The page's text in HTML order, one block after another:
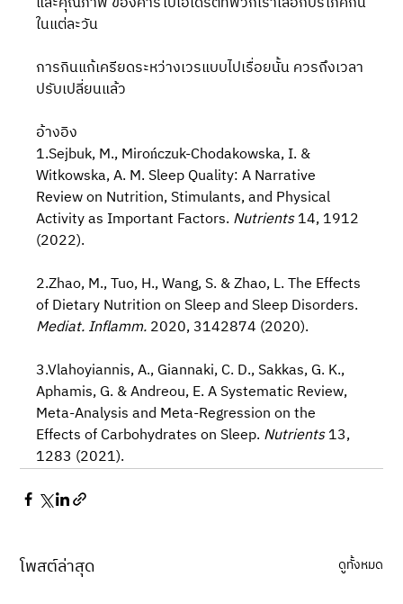
ในแต่ละวัน
การกินแก้เครียดระหว่างเวรแบบไปเรื่อยนั้น ควรถึงเวลา
ปรับเปลี่ยนแล้ว
อ้างอิง
1.Sejbuk, M., Mirończuk-Chodakowska, I. &
Witkowska, A. M. Sleep Quality: A Narrative
Review on Nutrition, Stimulants, and Physical
Activity as Important Factors. Nutrients 14, 1912
(2022).
2.Zhao, M., Tuo, H., Wang, S. & Zhao, L. The Effects
of Dietary Nutrition on Sleep and Sleep Disorders.
Mediat. Inflamm. 2020, 3142874 (2020).
3.Vlahoyiannis, A., Giannaki, C. D., Sakkas, G. K.,
Aphamis, G. & Andreou, E. A Systematic Review,
Meta-Analysis and Meta-Regression on the
Effects of Carbohydrates on Sleep. Nutrients 13,
1283 (2021).
โพสต์ล่าสุด ดูทั้งหมด